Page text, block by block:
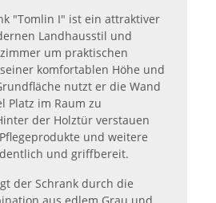
"Tomlin I" ist ein attraktiver
Landhausstil und
um praktischen
komfortablen Höhe und
nutzt er die Wand
Platz im Raum zu
der Holztür verstauen
und weitere
und griffbereit.
der Schrank durch die